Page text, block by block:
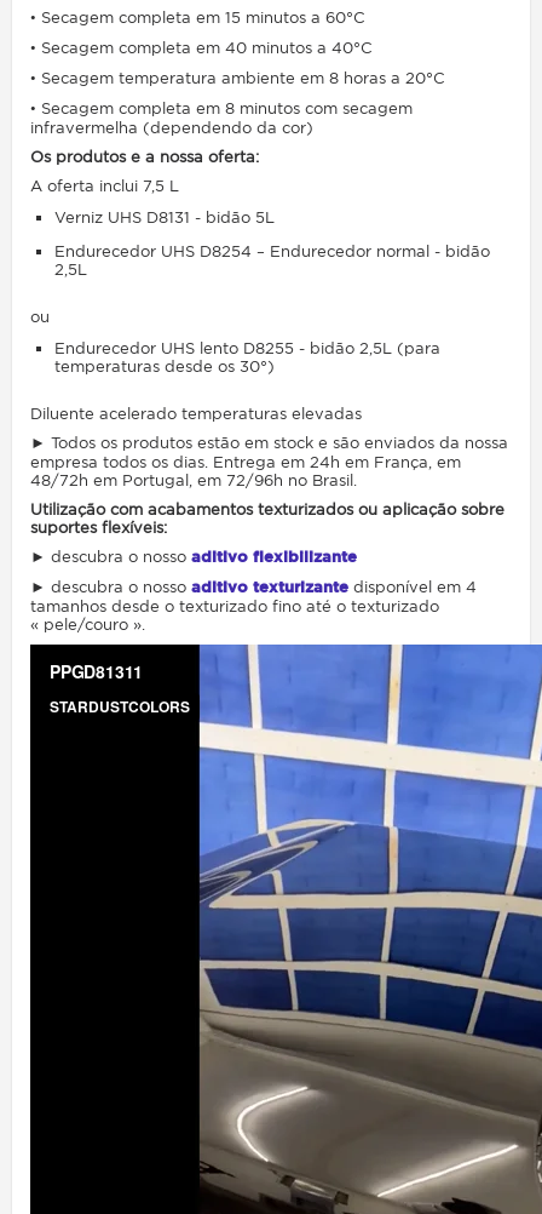
• Secagem completa em 15 minutos a 60°C
• Secagem completa em 40 minutos a 40°C
• Secagem temperatura ambiente em 8 horas a 20°C
• Secagem completa em 8 minutos com secagem
infravermelha (dependendo da cor)
Os produtos e a nossa oferta:
A oferta inclui 7,5 L
Verniz UHS D8131 - bidão 5L
Endurecedor UHS D8254 – Endurecedor normal - bidão
2,5L
ou
Endurecedor UHS lento D8255 - bidão 2,5L (para
temperaturas desde os 30°)
Diluente acelerado temperaturas elevadas
► Todos os produtos estão em stock e são enviados da nossa
empresa todos os dias. Entrega em 24h em França, em
48/72h em Portugal, em 72/96h no Brasil.
Utilização com acabamentos texturizados ou aplicação sobre
suportes flexíveis:
► descubra o nosso aditivo flexibilizante
► descubra o nosso aditivo texturizante disponível em 4
tamanhos desde o texturizado fino até o texturizado
« pele/couro ».